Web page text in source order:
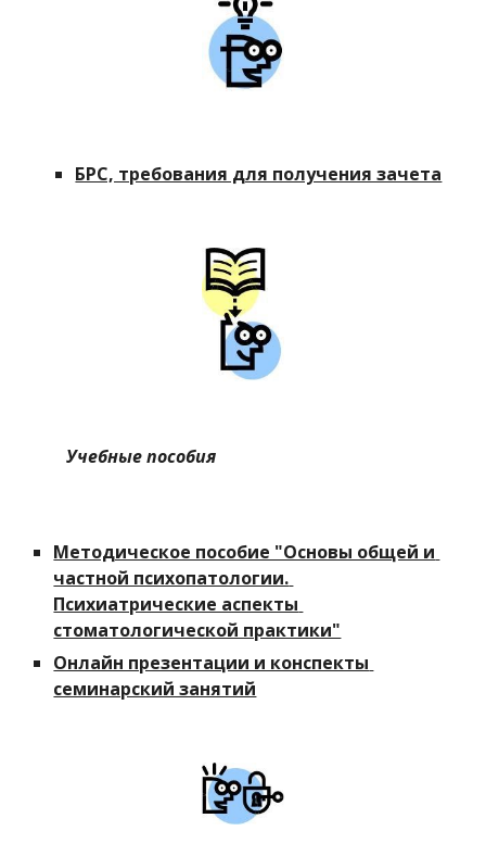
БРС, требования для получения зачета
        Учебные пособия
Методическое пособие "Основы общей и
частной психопатологии.
Психиатрические аспекты
стоматологической практики"
Онлайн презентации и конспекты
семинарский занятий